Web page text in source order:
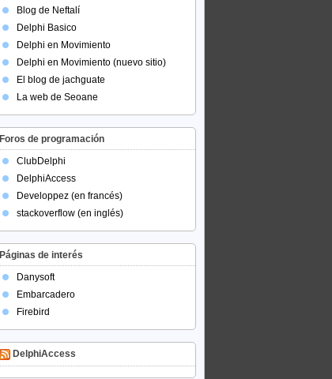
Blog de Neftalí
Delphi Basico
Delphi en Movimiento
Delphi en Movimiento (nuevo sitio)
El blog de jachguate
La web de Seoane
Foros de programación
ClubDelphi
DelphiAccess
Developpez (en francés)
stackoverflow (en inglés)
Páginas de interés
Danysoft
Embarcadero
Firebird
DelphiAccess